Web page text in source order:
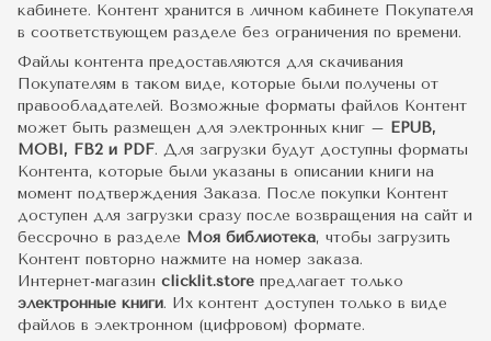
кабинете. Контент хранится в личном кабинете Покупателя
в соответствующем разделе без ограничения по времени.
Файлы контента предоставляются для скачивания
Покупателям в таком виде, которые были получены от
правообладателей. Возможные форматы файлов Контент
может быть размещен для электронных книг – EPUB,
MOBI, FB2 и PDF. Для загрузки будут доступны форматы
Контента, которые были указаны в описании книги на
момент подтверждения Заказа. После покупки Контент
доступен для загрузки сразу после возвращения на сайт и
бессрочно в разделе Моя библиотека, чтобы загрузить
Контент повторно нажмите на номер заказа.
Интернет-магазин clicklit.store предлагает только
электронные книги. Их контент доступен только в виде
файлов в электронном (цифровом) формате.